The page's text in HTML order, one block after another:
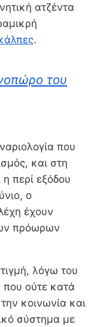
ατζέντα
.
του
που
και στη
περί εξόδου
ο
έχουν
πρόωρων
λόγω του
ούτε κατά
κοινωνία και
σύστημα με